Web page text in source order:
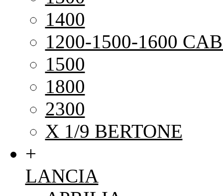
1400
1200-1500-1600
1500
1800
2300
X 1/9 BERTONE
+
LANCIA